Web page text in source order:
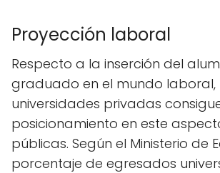
Proyección laboral
Respecto a la inserción del
graduado en el mundo laboral,
universidades privadas
posicionamiento en este
públicas. Según el Ministerio de
porcentaje de egresados